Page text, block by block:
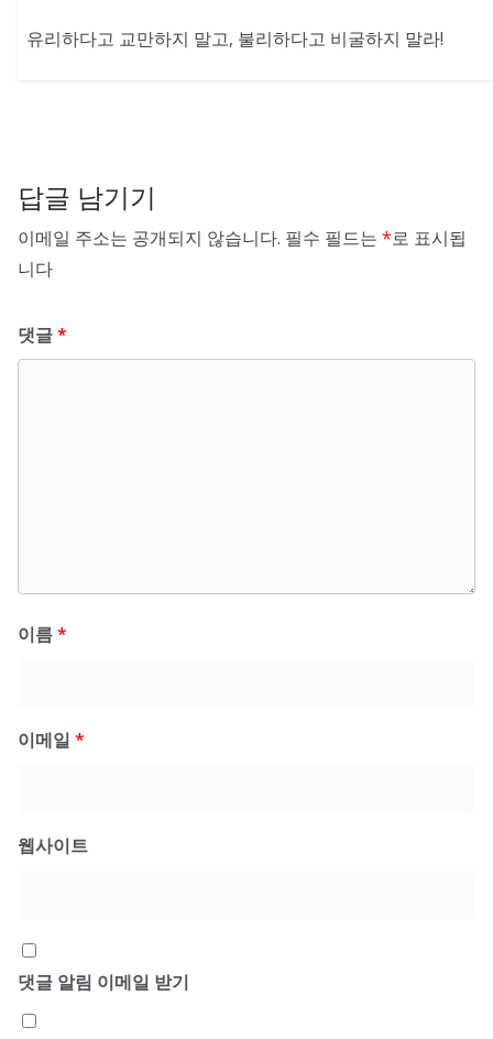
유리하다고 교만하지 말고, 불리하다고 비굴하지 말라!
답글 남기기
이메일 주소는 공개되지 않습니다. 필수 필드는 *로 표시됩
니다
댓글*
이름*
이메일 *
웹사이트
댓글 알림 이메일 받기